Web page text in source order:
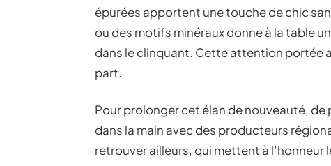
épurées apportent une touche de chic
ou des motifs minéraux donne à la table
dans le clinquant. Cette attention portée
part.
Pour prolonger cet élan de nouveauté,
dans la main avec des producteurs
retrouver ailleurs, qui mettent à